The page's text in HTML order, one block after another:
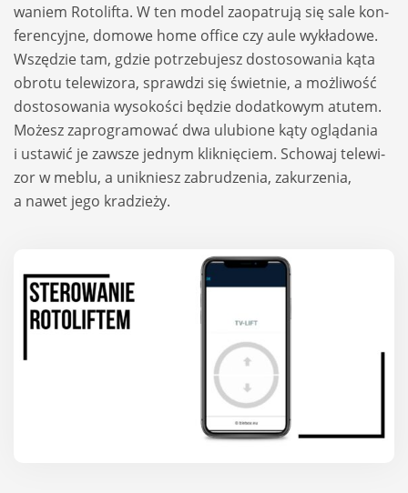
wa­niem Roto­lifta. W ten model zaopa­trują się sale kon­
fe­ren­cyjne, domowe home office czy aule wykła­dowe.
Wszę­dzie tam, gdzie potrze­bu­jesz dosto­so­wa­nia kąta
obrotu tele­wi­zora, spraw­dzi się świet­nie, a moż­li­wość
dosto­so­wa­nia wyso­ko­ści będzie dodat­kowym atu­tem.
Możesz zapro­gra­mo­wać dwa ulu­bione kąty oglą­da­nia
i usta­wić je zawsze jed­nym klik­nię­ciem. Scho­waj tele­wi­
zor w meblu, a unik­niesz zabru­dze­nia, zaku­rze­nia,
a nawet jego kra­dzieży.